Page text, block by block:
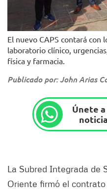
El nuevo CAPS contará con
laboratorio clínico,
física y farmacia.
Publicado por: John Arias
Únete
La Subred Integrada de
Oriente firmó el